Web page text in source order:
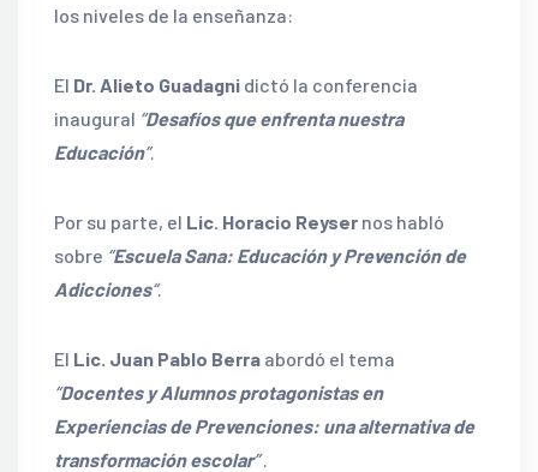
los niveles de la enseñanza:
El Dr. Alieto Guadagni dictó la conferencia
inaugural “Desafíos que enfrenta nuestra
Educación”.
Por su parte, el Lic. Horacio Reyser nos habló
sobre “Escuela Sana: Educación y Prevención de
Adicciones“.
El Lic. Juan Pablo Berra abordó el tema
“Docentes y Alumnos protagonistas en
Experiencias de Prevenciones: una alternativa de
transformación escolar”.